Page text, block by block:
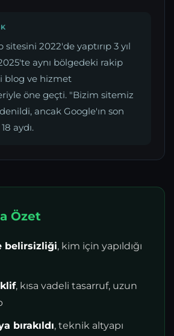
2022'de yaptırıp 3 yıl
aynı bölgedeki rakip
blog ve hizmet
öne geçti. "Bizim sitemiz
ancak Google'ın son
aydı.
Özet
belirsizliği, kim için yapıldığı
, kısa vadeli tasarruf, uzun
bırakıldı, teknik altyapı